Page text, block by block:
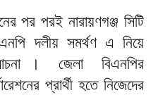
পর পরই নারায়ণগঞ্জ সিটি
দলীয় সমর্থণ এ নিয়ে
। জেলা বিএনপির
প্রার্থী হতে নিজেদের